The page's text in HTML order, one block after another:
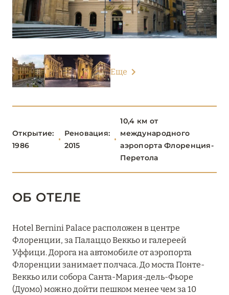
САРДИНИЯ 24
СИЦИЛИЯ 4
ТОСКАНА
Castelfalfi
Fonteverde Lifestyle & Thermal Retreat
Grand Hotel Principe di Piemonte
Hermitage Hotel & Resort
Hotel Byron Forte dei Marmi
Hotel Il Negresco
Еще
Открытие:
1986
Реновация:
2015
10,4 км от
международного
аэропорта Флоренция-
Перетола
ОБ ОТЕЛЕ
Hotel Bernini Palace расположен в центре
Флоренции, за Палаццо Веккьо и галереей
Уффици. Дорога на автомобиле от аэропорта
Флоренции занимает полчаса. До моста Понте-
Веккьо или собора Санта-Мария-дель-Фьоре
(Дуомо) можно дойти пешком менее чем за 10